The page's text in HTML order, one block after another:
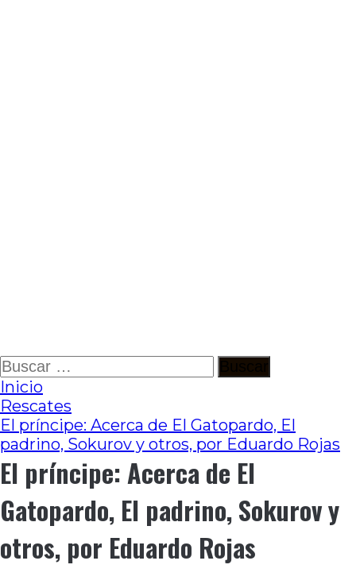
Ir
al
contenido
Buscar:
Inicio
Rescates
El príncipe: Acerca de El Gatopardo, El
padrino, Sokurov y otros, por Eduardo Rojas
El príncipe: Acerca de El
Gatopardo, El padrino, Sokurov y
otros, por Eduardo Rojas